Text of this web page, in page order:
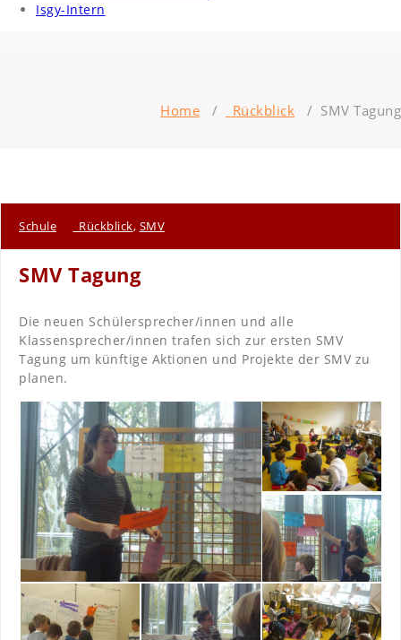
Isgy-Intern
Home / _Rückblick / SMV Tagung
Schule _Rückblick, SMV
SMV Tagung
Die neuen Schülersprecher/innen und alle
Klassensprecher/innen trafen sich zur ersten SMV
Tagung um künftige Aktionen und Projekte der SMV zu
planen.